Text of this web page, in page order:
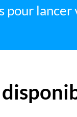
pour lancer